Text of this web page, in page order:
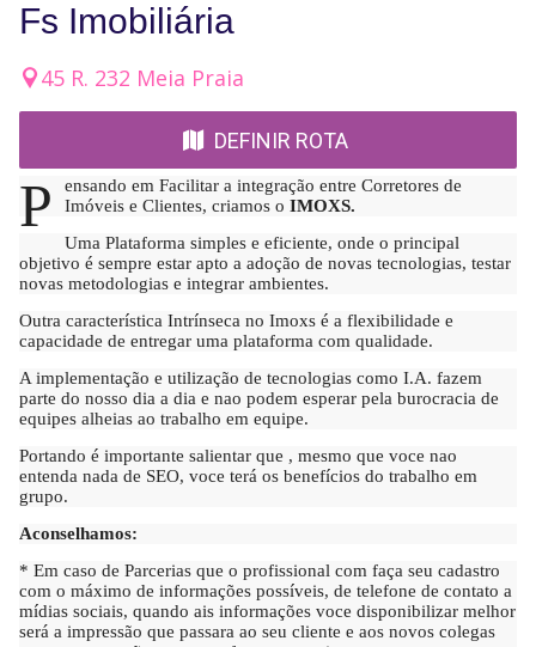
Fs Imobiliária
45 R. 232 Meia Praia
DEFINIR ROTA
P
ensando em Facilitar a integração entre Corretores de
Imóveis e Clientes, criamos o IMOXS.
Uma Plataforma simples e eficiente, onde o principal
objetivo é sempre estar apto a adoção de novas tecnologias, testar
novas metodologias e integrar ambientes.
Outra característica Intrínseca no Imoxs é a flexibilidade e
capacidade de entregar uma plataforma com qualidade.
A implementação e utilização de tecnologias como I.A. fazem
parte do nosso dia a dia e nao podem esperar pela burocracia de
equipes alheias ao trabalho em equipe.
Portando é importante salientar que , mesmo que voce nao
entenda nada de SEO, voce terá os benefícios do trabalho em
grupo.
Aconselhamos:
* Em caso de Parcerias que o profissional com faça seu cadastro
com o máximo de informações possíveis, de telefone de contato a
mídias sociais, quando ais informações voce disponibilizar melhor
será a impressão que passara ao seu cliente e aos novos colegas